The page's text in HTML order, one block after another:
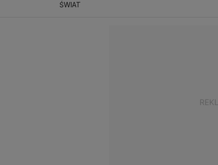
ŚWIAT